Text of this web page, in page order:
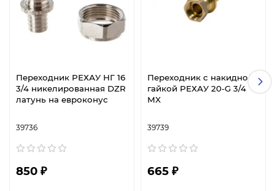
Переходник РЕХАУ НГ 16
3/4 никелированная DZR
латунь на евроконус
39736
850 ₽
Переходник с накидной
гайкой РЕХАУ 20-G 3/4
MX
39739
665 ₽